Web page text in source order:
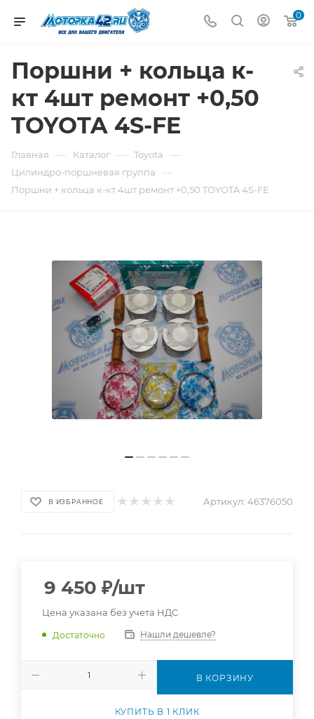
0
Поршни + кольца к-
кт 4шт ремонт +0,50
TOYOTA 4S-FE
Главная — Каталог — Toyota —
Цилиндро-поршневая группа —
Поршни + кольца к-кт 4шт ремонт +0,50 TOYOTA 4S-FE
В ИЗБРАННОЕ Артикул: 46376050
9 450 ₽/шт
Цена указана без учета НДС
Достаточно Нашли дешевле?
В КОРЗИНУ
КУПИТЬ В 1 КЛИК